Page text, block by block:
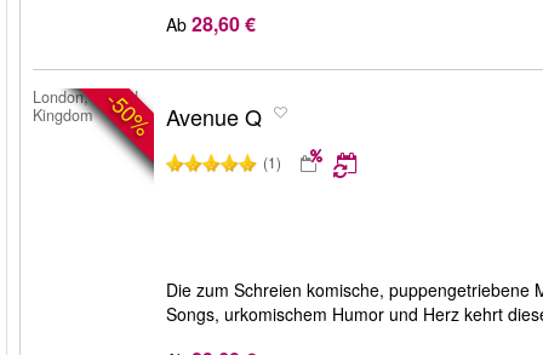
Ab 28,60 €
-50%
London, United
Kingdom
Avenue Q
(1)
Die zum Schreien komische, puppengetriebene
Songs, urkomischem Humor und Herz kehrt